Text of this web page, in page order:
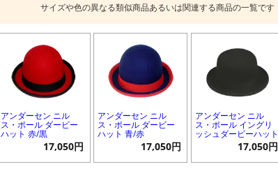
サイズや色の異なる類似商品あるいは関連する商品の一覧です
アンダーセン ニル
ス・ポール ダービー
ハット 赤/黒
17,050円
アンダーセン ニル
ス・ポール ダービー
ハット 青/赤
17,050円
アンダーセン ニル
ス・ポール イングリ
ッシュダービーハット
17,050円